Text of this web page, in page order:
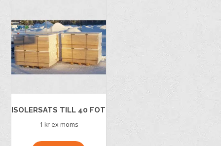
ISOLERSATS TILL 40 FOT
1 kr ex moms